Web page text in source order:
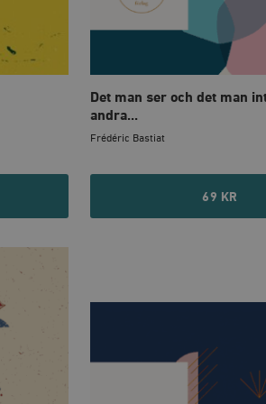
Det man ser och det man
andra...
Frédéric Bastiat
69 KR